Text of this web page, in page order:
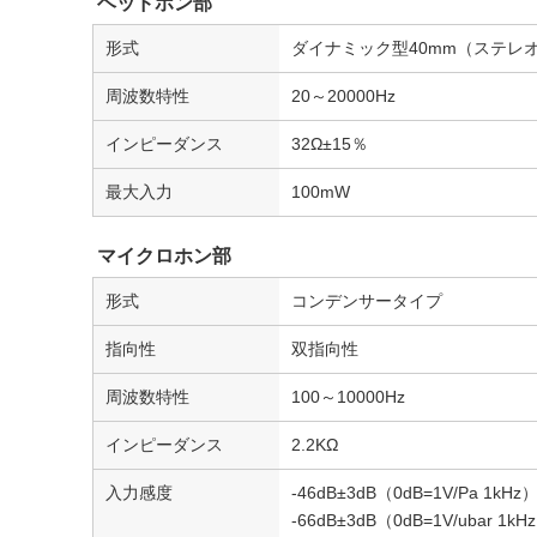
形式 ダイナミック型40mm（ステレオ
周波数特性 20～20000Hz
インピーダンス 32Ω±15％
最大入力 100mW
マイクロホン部
形式 コンデンサータイプ
指向性 双指向性
周波数特性 100～10000Hz
インピーダンス 2.2KΩ
入力感度
-46dB±3dB（0dB=1V/Pa 1kHz）
-66dB±3dB（0dB=1V/ubar 1kHz